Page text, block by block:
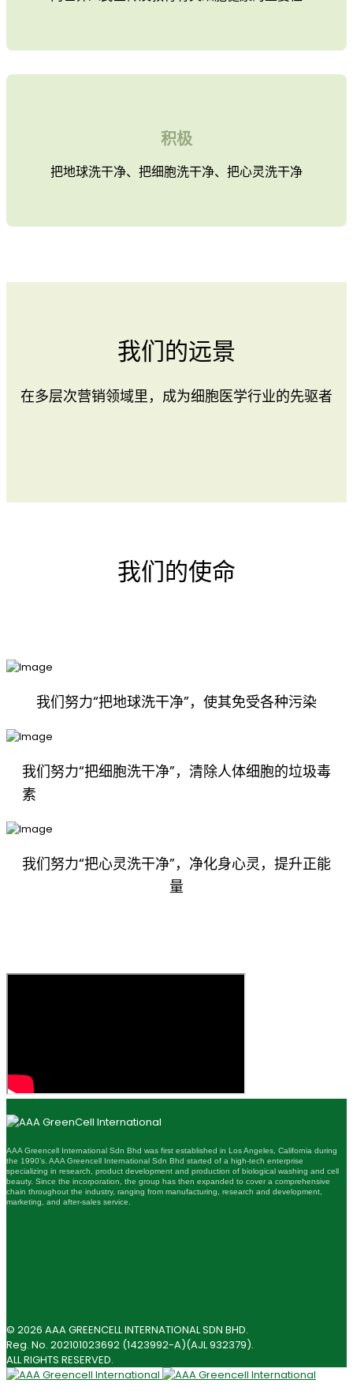
积极
把地球洗干净、把细胞洗干净、把心灵洗干净
我们的远景
在多层次营销领域里，成为细胞医学行业的先驱者
我们的使命
我们努力“把地球洗干净”，使其免受各种污染
我们努力“把细胞洗干净”，清除人体细胞的垃圾毒
素
我们努力“把心灵洗干净”，净化身心灵，提升正能
量
AAA Greencell International Sdn Bhd was first established in Los Angeles, California during
the 1990’s. AAA Greencell International Sdn Bhd started of a high-tech enterprise
specializing in research, product development and production of biological washing and cell
beauty. Since the incorporation, the group has then expanded to cover a comprehensive
chain throughout the industry, ranging from manufacturing, research and development,
marketing, and after-sales service.
© 2026 AAA GREENCELL INTERNATIONAL SDN BHD.
Reg. No. 202101023692 (1423992-A)(AJL 932379).
ALL RIGHTS RESERVED.